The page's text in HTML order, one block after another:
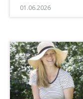
01.06.2026